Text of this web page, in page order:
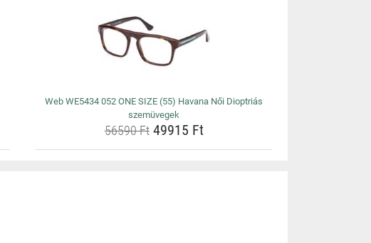
Web WE5434 052 ONE SIZE (55) Havana Női Dioptriás
szemüvegek
56590 Ft49915 Ft